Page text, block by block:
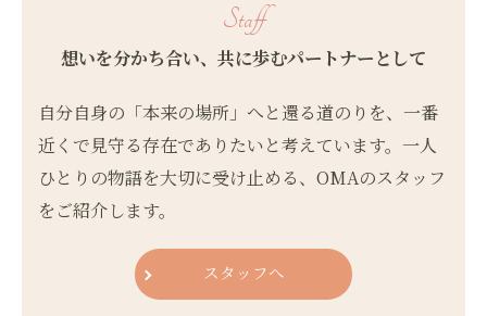
Staff
想いを分かち合い、共に歩むパートナーとして
自分自身の「本来の場所」へと還る道のりを、一番
近くで見守る存在でありたいと考えています。一人
ひとりの物語を大切に受け止める、OMAのスタッフ
をご紹介します。
スタッフへ